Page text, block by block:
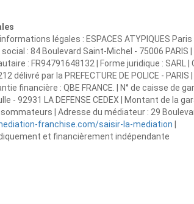
légales : ESPACES ATYPIQUES Paris
: 84 Boulevard Saint-Michel - 75006 PARIS
: FR94791648132 | Forme juridique : SARL |
délivré par la PREFECTURE DE POLICE -
financière : QBE FRANCE. | N° de caisse de
- 92931 LA DEFENSE CEDEX | Montant de la
| Adresse du médiateur : 29
franchise.com/saisir-la-mediation
et financièrement indépendante